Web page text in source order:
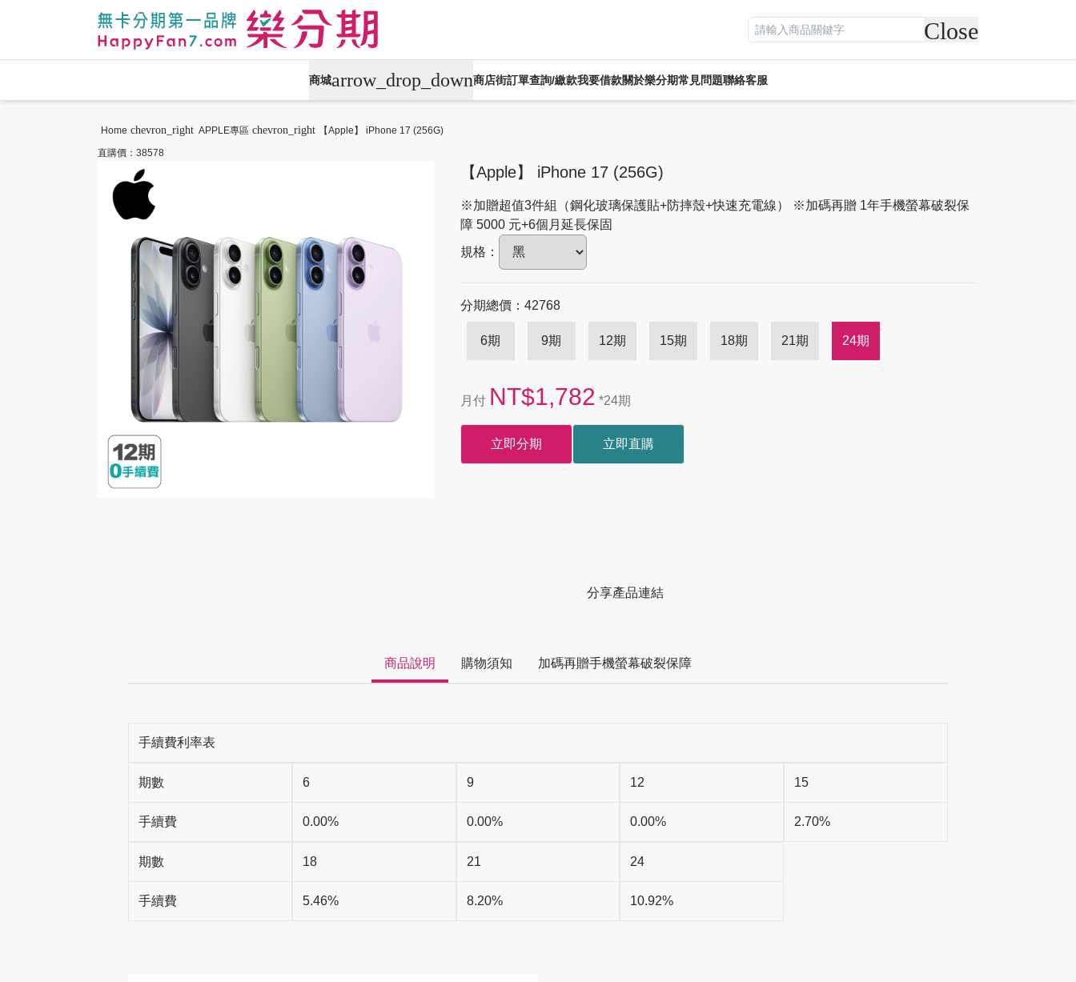
Close
商城arrow_drop_down
攝影專區
機車專區 大型家電 禮券專區
商店街訂單查詢/繳款我要借款關於樂分期常見問題聯絡客服
Home chevron_right APPLE專區 chevron_right
【Apple】 iPhone 17 (256G)
直購價：38578
【Apple】 iPhone 17 (256G)
※加贈超值3件組（鋼化玻璃保護貼+防摔殼+快速充電線） ※加碼再贈 1年手機螢幕破裂保
障 5000 元+6個月延長保固
規格：
分期總價：42768
6期 9期 12期 15期 18期 21期 24期
月付 NT$1,782 *24期
立即分期 立即直購
分享產品連結
商品說明 購物須知 加碼再贈手機螢幕破裂保障
手續費利率表
期數
手續費
6
0.00%
9
0.00%
12
0.00%
15
2.70%
期數
手續費
18
5.46%
21
8.20%
24
10.92%